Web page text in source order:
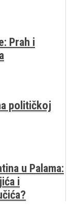
Prah i
političkoj
u Palama:
i